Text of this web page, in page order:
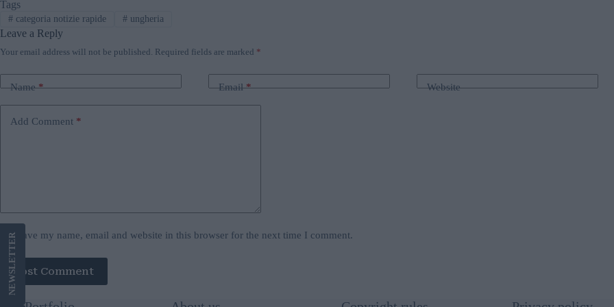
Tags
#categoria notizie rapide #ungheria
Leave a Reply
Your email address will not be published. Required fields are marked *
Name* Email* Website
Add Comment *
Save my name, email and website in this browser for the next time I comment.
Post Comment
NEWS
LETTER